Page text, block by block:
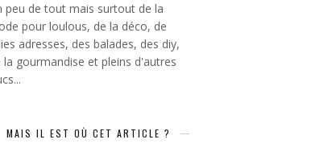
peu de tout mais surtout de la
pour loulous, de la déco, de
adresses, des balades, des diy,
la gourmandise et pleins d'autres
MAIS IL EST OÙ CET ARTICLE ?